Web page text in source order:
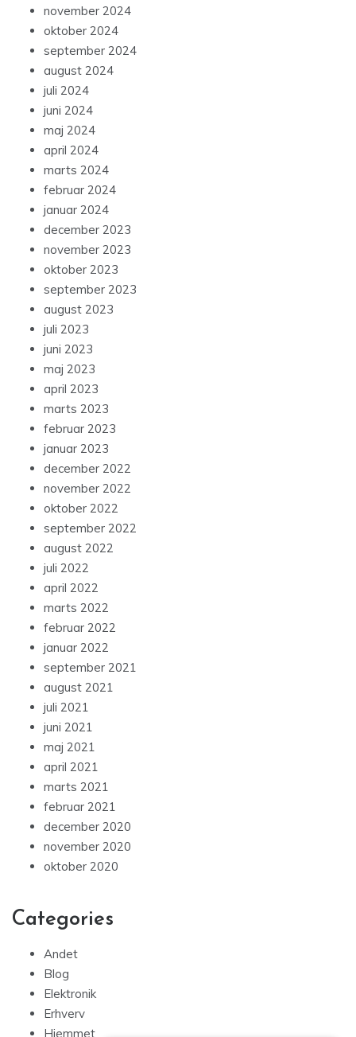
november 2024
oktober 2024
september 2024
august 2024
juli 2024
juni 2024
maj 2024
april 2024
marts 2024
februar 2024
januar 2024
december 2023
november 2023
oktober 2023
september 2023
august 2023
juli 2023
juni 2023
maj 2023
april 2023
marts 2023
februar 2023
januar 2023
december 2022
november 2022
oktober 2022
september 2022
august 2022
juli 2022
april 2022
marts 2022
februar 2022
januar 2022
september 2021
august 2021
juli 2021
juni 2021
maj 2021
april 2021
marts 2021
februar 2021
december 2020
november 2020
oktober 2020
Categories
Andet
Blog
Elektronik
Erhverv
Hjemmet